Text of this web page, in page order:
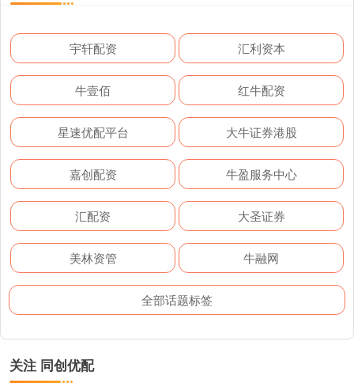
宇轩配资 汇利资本
牛壹佰 红牛配资
星速优配平台 大牛证券港股
嘉创配资 牛盈服务中心
汇配资 大圣证券
美林资管 牛融网
全部话题标签
关注 同创优配